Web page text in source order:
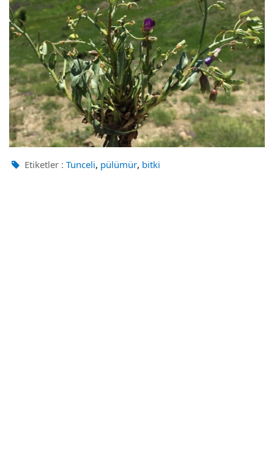
Etiketler : Tunceli, pülümür, bitki